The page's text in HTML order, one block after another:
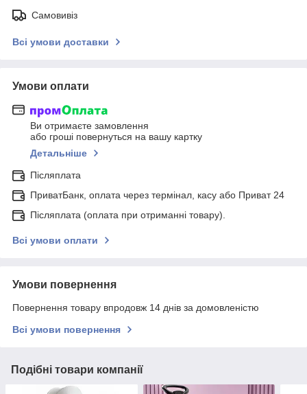
Самовивіз
Всі умови доставки
Умови оплати
Ви отримаєте замовлення
або гроші повернуться на вашу картку
Детальніше
Післяплата
ПриватБанк, оплата через термінал, касу або Приват 24
Післяплата (оплата при отриманні товару).
Всі умови оплати
Умови повернення
Повернення товару впродовж 14 днів за домовленістю
Всі умови повернення
Подібні товари компанії